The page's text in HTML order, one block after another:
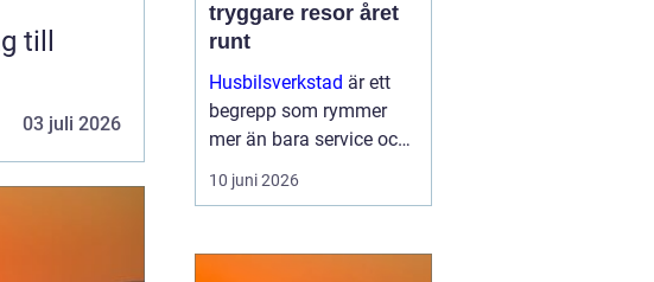
03 juli 2026
tryggare resor året
runt
Husbilsverkstad är ett
begrepp som rymmer
mer än bara service och
reparationer. En välskött
husbil ger trygghet,
vägen. G...
10 juni 2026